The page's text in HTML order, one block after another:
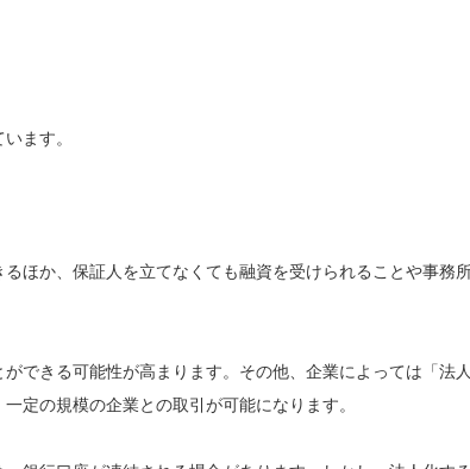
ます。
ほか、保証人を立てなくても融資を受けられることや事務
できる可能性が高まります。その他、企業によっては「法
定の規模の企業との取引が可能になります。